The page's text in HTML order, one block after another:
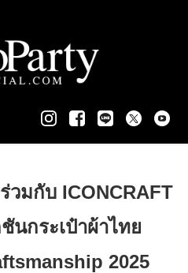
วมกับ ICONCRAFT
นกระเป๋าผ้าไทย
2025